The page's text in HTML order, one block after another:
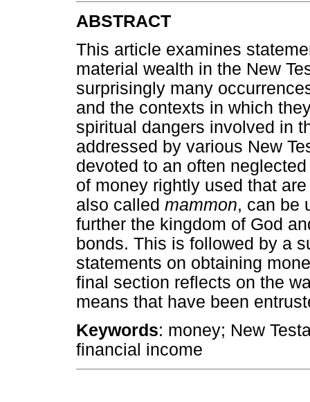
ABSTRACT
This article examines
material wealth in the New
surprisingly many
and the contexts in which
spiritual dangers involved in
addressed by various New
devoted to an often
of money rightly used that
also called mammon, can be
further the kingdom of God
bonds. This is followed by a
statements on obtaining
final section reflects on the
means that have been
Keywords: money; New
financial income